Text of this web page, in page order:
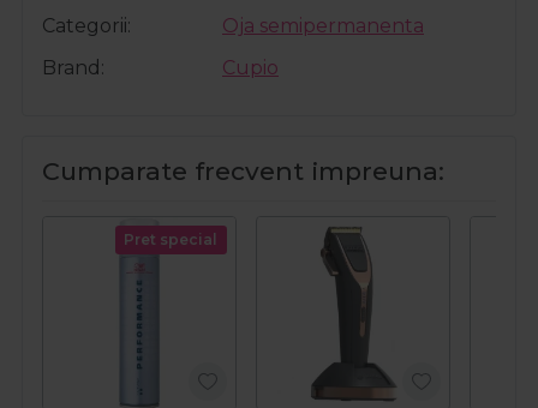
Categorii
Oja semipermanenta
Brand
Cupio
Cumparate frecvent impreuna:
Pret special